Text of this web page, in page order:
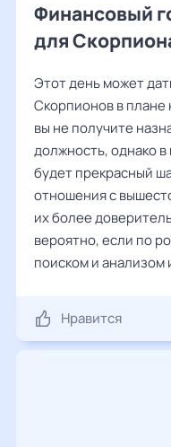
Финансовый
для
Этот день может
Скорпионов в плане
вы не получите
должность, однако
будет прекрасный
отношения с
их более
вероятно, если по
поиском и
Нравится